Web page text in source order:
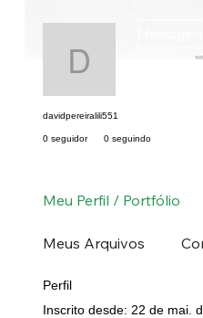
davidpereiralili551
0 seguidor 0 seguindo
Meu Perfil / Portfólio
Meus Arquivos
Perfil
Inscrito desde: 22 de mai.